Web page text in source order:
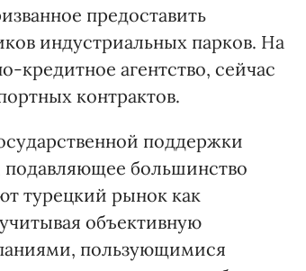
предоставить
индустриальных парков. На
кредитное агентство, сейчас
контрактов.
поддержки
подавляющее большинство
турецкий рынок как
объективную
пользующимися